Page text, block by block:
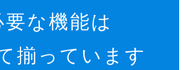
要な機能は
揃っています